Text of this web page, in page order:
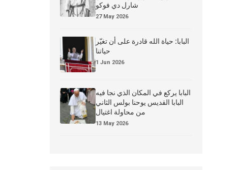
شارل دي فوكو
27 May 2026
البابا: حياة الله قادرة على أن تغيّر
حياتنا
1 Jun 2026
البابا يركع في المكان الذي نجا فيه
البابا القديس يوحنا بولس الثاني
من محاولة اغتيال
13 May 2026